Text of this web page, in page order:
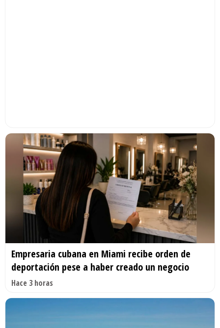
Empresaria cubana en Miami recibe orden de
deportación pese a haber creado un negocio
Hace 3 horas